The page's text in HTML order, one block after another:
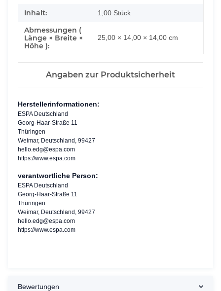
Inhalt: 1,00 Stück
Abmessungen (
Länge × Breite ×
Höhe ):
25,00 × 14,00 × 14,00 cm
Angaben zur Produktsicherheit
Herstellerinformationen:
ESPA Deutschland
Georg-Haar-Straße 11
Thüringen
Weimar, Deutschland, 99427
hello.edg@espa.com
https://www.espa.com
verantwortliche Person:
ESPA Deutschland
Georg-Haar-Straße 11
Thüringen
Weimar, Deutschland, 99427
hello.edg@espa.com
https://www.espa.com
Bewertungen